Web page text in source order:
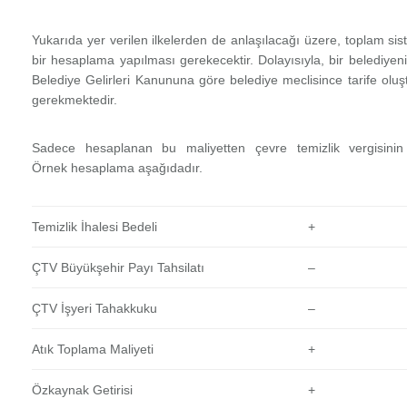
Yukarıda yer verilen ilkelerden de anlaşılacağı üzere, toplam
bir hesaplama yapılması gerekecektir. Dolayısıyla, bir
Belediye Gelirleri Kanununa göre belediye meclisince tarife
gerekmektedir.
Sadece hesaplanan bu maliyetten çevre temizlik
Örnek hesaplama aşağıdadır.
Temizlik İhalesi Bedeli +
ÇTV Büyükşehir Payı Tahsilatı –
ÇTV İşyeri Tahakkuku –
Atık Toplama Maliyeti +
Özkaynak Getirisi +